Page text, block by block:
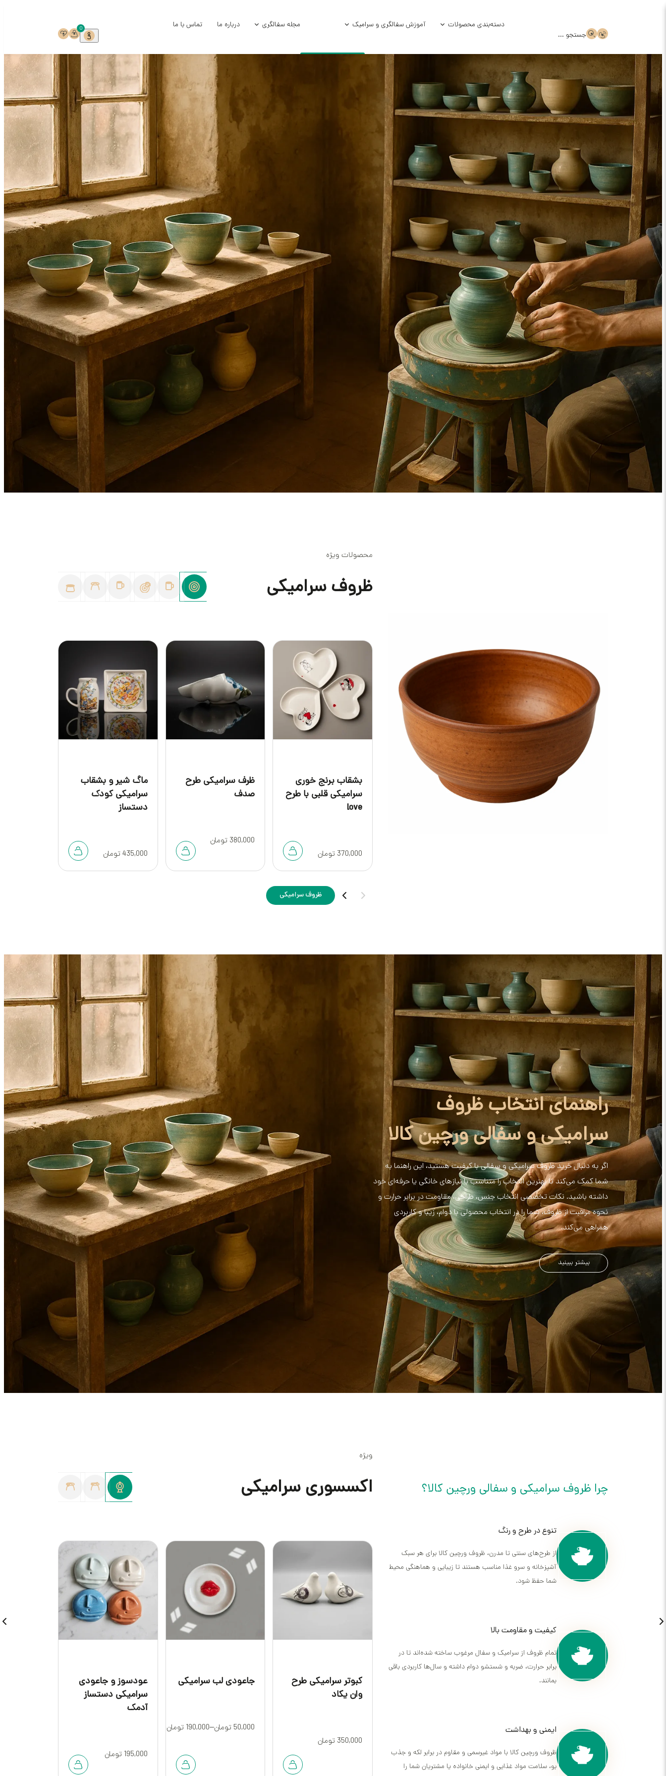
جستجو ...
دسته‌بندی محصولات
ظروف سرامیکی خام
ظروف سفالی
آموزش سفالگری و سرامیک
آموزش و فرمول لعاب
مجله سفالگری
آموزش زیر لعابی
آموزش سفالگری
سفالگری با چرخ
سفالگری با دست
آموزش لعاب‌کاری
آموزش هنر سرامیک‌
کوره و پخت‌
درباره ما تماس با ما 0
محصولات ویژه
ظروف سرامیکی
بشقاب برنج خوری
سرامیکی قلبی با طرح
love
370,000 تومان
ظرف سرامیکی طرح
صدف
380,000 تومان
ماگ شیر و بشقاب
سرامیکی کودک
دستساز
435,000تومان
ظروف سرامیکی
راهنمای انتخاب ظروف
سرامیکی و سفالی ورچین کالا
اگر به دنبال خرید ظروف سرامیکی و سفالی با کیفیت هستید، این راهنما به
شما کمک می‌کند تا بهترین انتخاب را متناسب با نیازهای خانگی یا حرفه‌ای خود
داشته باشید. نکات تخصصی انتخاب جنس، طراحی، مقاومت در برابر حرارت و
نحوه مراقبت از ظروف، شما را در انتخاب محصولی با دوام، زیبا و کاربردی
همراهی می‌کند.
بیشتر ببینید
چرا ظروف سرامیکی و سفالی ورچین کالا؟
تنوع در طرح و رنگ
از طرح‌های سنتی تا مدرن، ظروف ورچین کالا برای هر سبک
آشپزخانه و سرو غذا مناسب هستند تا زیبایی و هماهنگی محیط
شما حفظ شود.
کیفیت و مقاومت بالا
تمام ظروف از سرامیک و سفال مرغوب ساخته شده‌اند تا در
برابر حرارت، ضربه و شستشو دوام داشته و سال‌ها کاربردی باقی
بمانند.
ایمنی و بهداشت
ظروف ورچین کالا با مواد غیرسمی و مقاوم در برابر لکه و جذب
بو، سلامت مواد غذایی و ایمنی خانواده یا مشتریان شما را
ویژه
اکسسوری سرامیکی
کبوتر سرامیکی طرح
وان یکاد
350,000 تومان
جاعودی لب سرامیکی
50,000 تومان–
190,000 تومان
عودسوز و جاعودی
سرامیکی دستساز
آدمک
195,000 تومان